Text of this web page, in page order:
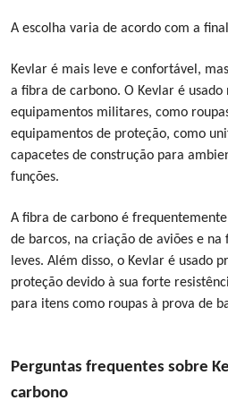
A escolha varia de acordo com a
Kevlar é mais leve e confortável,
a fibra de carbono. O Kevlar é
equipamentos militares, como
equipamentos de proteção, como
capacetes de construção para
funções.
A fibra de carbono é
de barcos, na criação de aviões e
leves. Além disso, o Kevlar é usado
proteção devido à sua forte
para itens como roupas à prova de
Perguntas frequentes sobre
carbono